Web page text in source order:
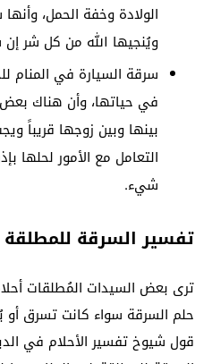
الولادة وخفة الحمل،
ويُنجيها الله من كل شر
سرقة السيارة في المنام
في حياتها، وأن هناك
بينها وبين زوجها قريباً
التعامل مع الأمور لحلها
شيء.
تفسير السرقة
ترى بعض السيدات المُطلقات
حلم السرقة سواء كانت تسرق
قول شيوخ تفسير الأحلام في